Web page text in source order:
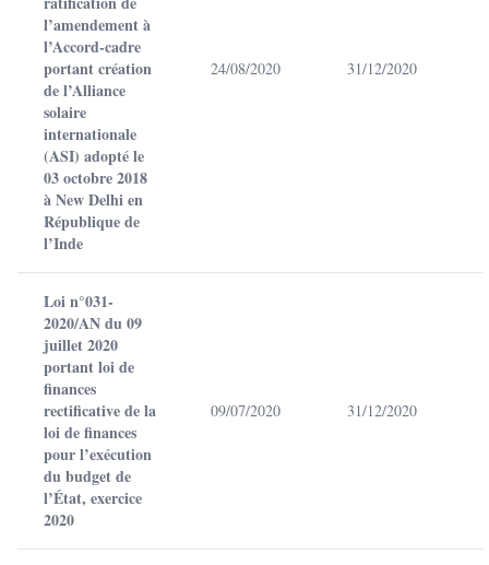
l’amendement à
l’Accord-cadre
portant création
de l’Alliance
solaire
internationale
(ASI) adopté le
03 octobre 2018
à New Delhi en
République de
l’Inde
24/08/2020 31/12/2020
Loi n°031-
2020/AN du 09
juillet 2020
portant loi de
finances
rectificative de la
loi de finances
pour l’exécution
du budget de
l’État, exercice
2020
09/07/2020 31/12/2020